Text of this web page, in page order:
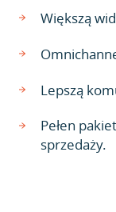
Większą
Lepszą
Pełen
sprzedaży.